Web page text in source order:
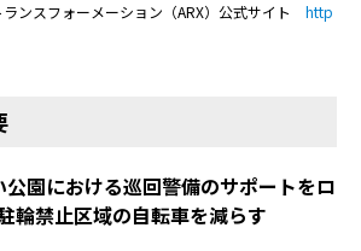
ンスフォーメーション（ARX）公式サイト http
公園における巡回警備のサポートをロ
輪禁止区域の自転車を減らす